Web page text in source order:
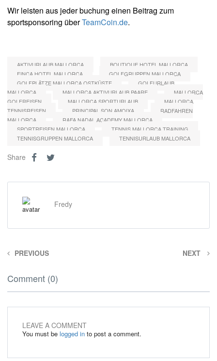
Wir leisten aus jeder buchung einen Beitrag zum
sportsponsoring überTeamCoin.de.
AKTIVURLAUB MALLORCA
BOUTIQUE HOTEL MALLORCA
FINCA HOTEL MALLORCA
GOLFGRUPPEN MALLORCA
GOLFPLÄTZE MALLORCA OSTKÜSTE
GOLFURLAUB
MALLORCA
MALLORCA AKTIVURLAUB PAARE
MALLORCA
GOLFREISEN
MALLORCA SPORTURLAUB
MALLORCA
TENNISREISEN
PRINCIPAL SON AMOIXA
RADFAHREN
MALLORCA
RAFA NADAL ACADEMY MALLORCA
SPORTREISEN MALLORCA
TENNIS MALLORCA TRAINING
TENNISGRUPPEN MALLORCA
TENNISURLAUB MALLORCA
Share
Fredy
PREVIOUS NEXT
Comment (0)
LEAVE A COMMENT
You must be logged in to post a comment.